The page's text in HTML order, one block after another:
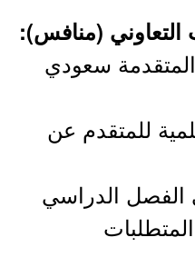
(منافس):
سعودي
للمتقدم عن
الفصل الدراسي